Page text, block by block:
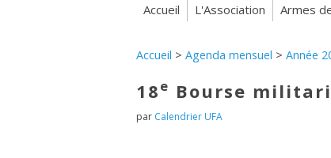
Accueil L'Association Armes
Accueil > Agenda mensuel > Année
18e Bourse
par Calendrier UFA